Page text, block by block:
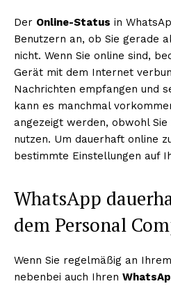
Der Online-Status in
Benutzern an, ob Sie gerade
nicht. Wenn Sie online sind,
Gerät mit dem Internet
Nachrichten empfangen und
kann es manchmal
angezeigt werden, obwohl
nutzen. Um dauerhaft online
bestimmte Einstellungen auf
WhatsApp
dem Personal
Wenn Sie regelmäßig an
nebenbei auch Ihren